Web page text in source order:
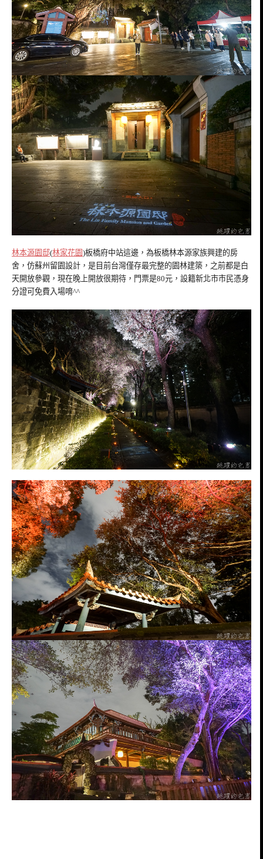
林本源園邸(林家花園)板橋府中站這邊，為板橋林本源家族興建的房
舍，仿蘇州留園設計，是目前台灣僅存最完整的園林建築，之前都是白
天開放參觀，現在晚上開放很期待，門票是80元，設籍新北市市民憑身
分證可免費入場唷^^